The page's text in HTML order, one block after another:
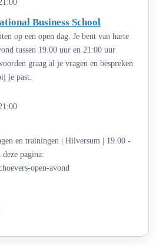
Business School
op een open dag. Je bent van harte
tussen 19.00 uur en 21:00 uur
graag al je vragen en bespreken
je past.
en trainingen | Hilversum | 19.00 -
pagina:
open-avond